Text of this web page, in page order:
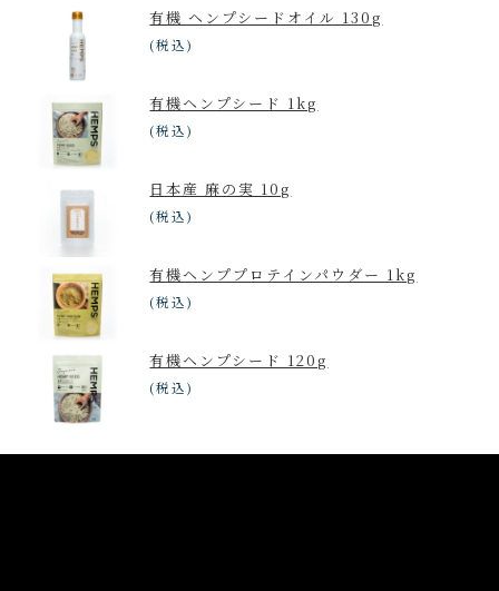
有機 ヘンプシードオイル 130g
(税込)
有機ヘンプシード 1kg
(税込)
日本産 麻の実 10g
(税込)
有機ヘンププロテインパウダー 1kg
(税込)
有機ヘンプシード 120g
(税込)